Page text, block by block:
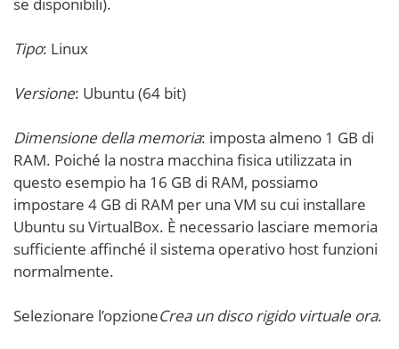
se disponibili).
Tipo: Linux
Versione: Ubuntu (64 bit)
Dimensione della memoria: imposta almeno 1 GB di
RAM. Poiché la nostra macchina fisica utilizzata in
questo esempio ha 16 GB di RAM, possiamo
impostare 4 GB di RAM per una VM su cui installare
Ubuntu su VirtualBox. È necessario lasciare memoria
sufficiente affinché il sistema operativo host funzioni
normalmente.
Selezionare l’opzioneCrea un disco rigido virtuale ora.